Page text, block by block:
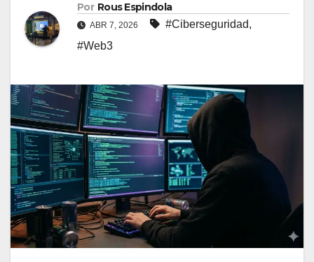
Por Rous Espindola
ABR 7, 2026 #Ciberseguridad,
#Web3